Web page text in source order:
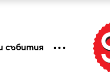
събития